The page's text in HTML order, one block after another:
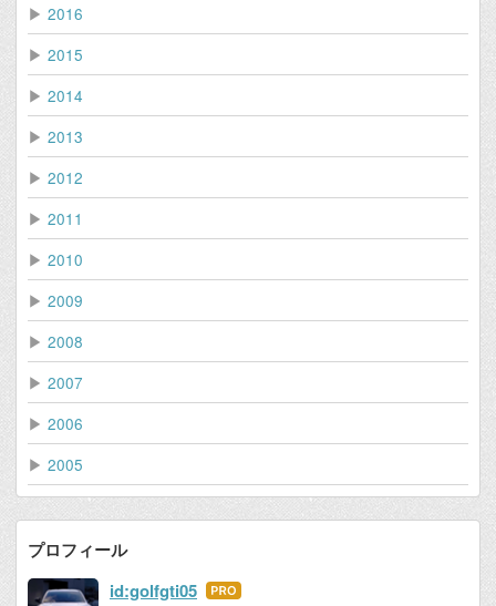
▶ 2016
▶ 2015
▶ 2014
▶ 2013
▶ 2012
▶ 2011
▶ 2010
▶ 2009
▶ 2008
▶ 2007
▶ 2006
▶ 2005
プロフィール
id:golfgti05 はて